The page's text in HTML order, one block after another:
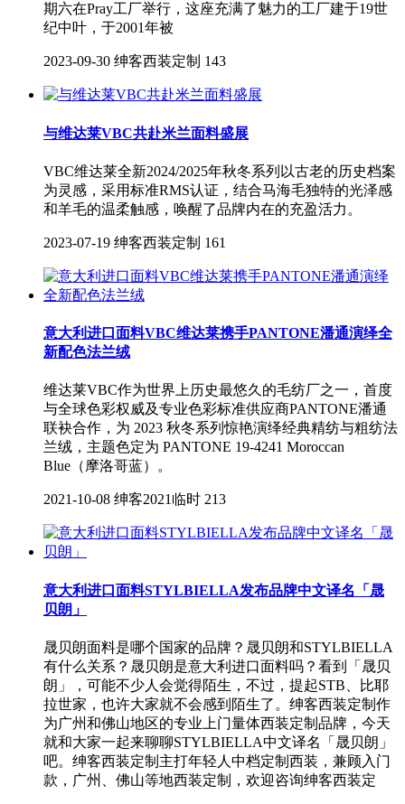
期六在Pray工厂举行，这座充满了魅力的工厂建于19世
纪中叶，于2001年被
2023-09-30 绅客西装定制 143
与维达莱VBC共赴米兰面料盛展
VBC维达莱全新2024/2025年秋冬系列以古老的历史档案
为灵感，采用标准RMS认证，结合马海毛独特的光泽感
和羊毛的温柔触感，唤醒了品牌内在的充盈活力。
2023-07-19 绅客西装定制 161
意大利进口面料VBC维达莱携手PANTONE潘通演绎全
新配色法兰绒
维达莱VBC作为世界上历史最悠久的毛纺厂之一，首度
与全球色彩权威及专业色彩标准供应商PANTONE潘通
联袂合作，为 2023 秋冬系列惊艳演绎经典精纺与粗纺法
兰绒，主题色定为 PANTONE 19-4241 Moroccan
Blue（摩洛哥蓝）。
2021-10-08 绅客2021临时 213
意大利进口面料STYLBIELLA发布品牌中文译名「晟
贝朗」
晟贝朗面料是哪个国家的品牌？晟贝朗和STYLBIELLA
有什么关系？晟贝朗是意大利进口面料吗？看到「晟贝
朗」，可能不少人会觉得陌生，不过，提起STB、比耶
拉世家，也许大家就不会感到陌生了。绅客西装定制作
为广州和佛山地区的专业上门量体西装定制品牌，今天
就和大家一起来聊聊STYLBIELLA中文译名「晟贝朗」
吧。绅客西装定制主打年轻人中档定制西装，兼顾入门
款，广州、佛山等地西装定制，欢迎咨询绅客西装定